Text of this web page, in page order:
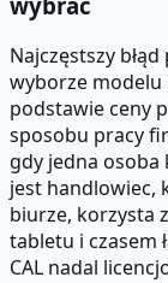
Najczęstszy
wyborze modelu
podstawie ceny
sposobu pracy
gdy jedna osoba
jest handlowiec,
biurze, korzysta
tabletu i czasem
CAL nadal